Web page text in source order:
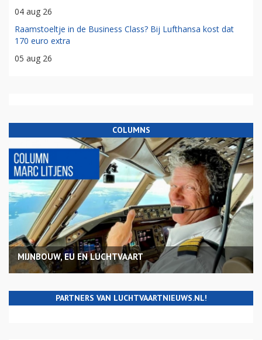
04 aug 26
Raamstoeltje in de Business Class? Bij Lufthansa kost dat
170 euro extra
05 aug 26
COLUMNS
MIJNBOUW, EU EN LUCHTVAART
PARTNERS VAN LUCHTVAARTNIEUWS.NL!